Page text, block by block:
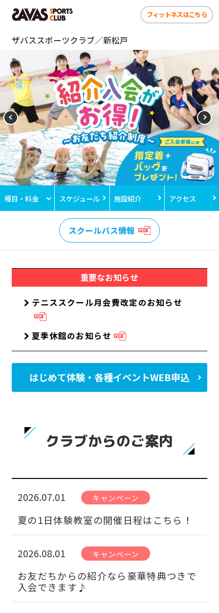
ザバススポーツクラブ／新松戸
フィットネスはこちら
スクールバス情報
種目・料金 スケジュール 施設紹介 アクセス
重要なお知らせ
テニススクール月会費改定のお知らせ
夏季休館のお知らせ
はじめて体験・各種イベントWEB申込
クラブからのご案内
2026.07.01 キャンペーン
夏の1日体験教室の開催日程はこちら！
2026.08.01 キャンペーン
お友だちからの紹介なら豪華特典つきで
入会できます♪